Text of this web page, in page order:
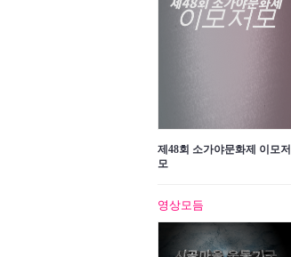
제48회 소가야문화제 이모저
모
영상모듬